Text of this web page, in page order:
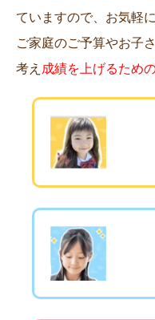
ていますので、お気軽
ご家庭のご予算やお子
考え 成績を上げるため